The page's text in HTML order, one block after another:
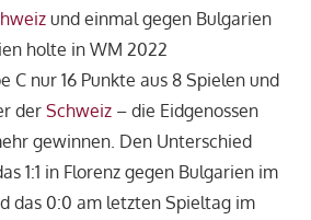
und einmal gegen Bulgarien
holte in WM 2022
C nur 16 Punkte aus 8 Spielen und
der Schweiz– die Eidgenossen
gewinnen. Den Unterschied
1:1 in Florenz gegen Bulgarien im
das 0:0 am letzten Spieltag im